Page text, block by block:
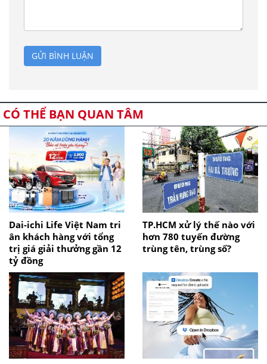
GỬI BÌNH LUẬN
CÓ THỂ BẠN QUAN TÂM
Dai-ichi Life Việt Nam tri
ân khách hàng với tổng
trị giá giải thưởng gần 12
tỷ đồng
TP.HCM xử lý thế nào với
hơn 780 tuyến đường
trùng tên, trùng số?